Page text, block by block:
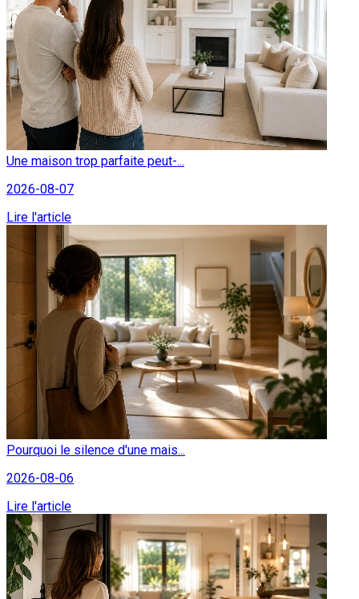
Une maison trop parfaite peut-...
2026-08-07
Lire l'article
Pourquoi le silence d'une mais...
2026-08-06
Lire l'article